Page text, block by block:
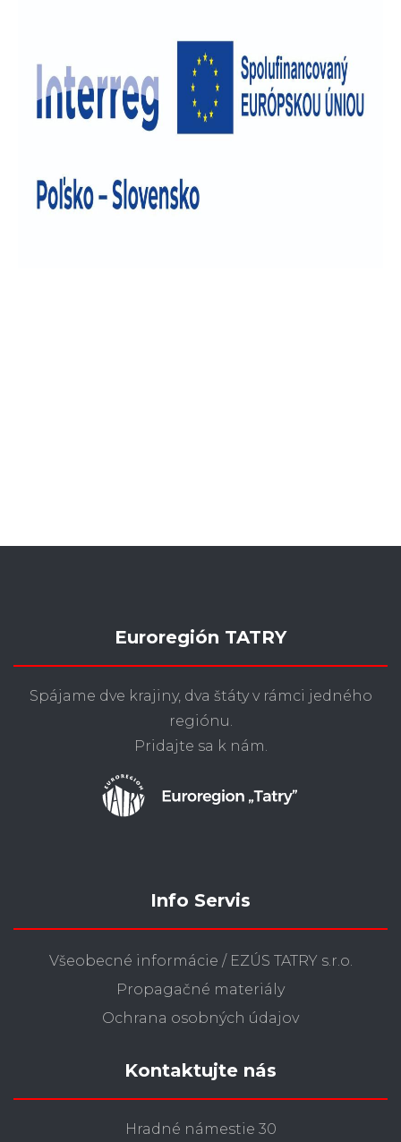
Euroregión TATRY
Spájame dve krajiny, dva štáty v rámci jedného
regiónu.
Pridajte sa k nám.
Info Servis
Všeobecné informácie / EZÚS TATRY s.r.o.
Propagačné materiály
Ochrana osobných údajov
Kontaktujte nás
Hradné námestie 30